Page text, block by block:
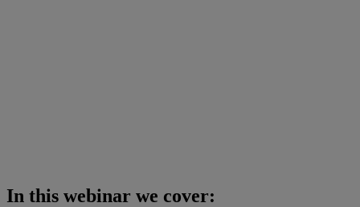
In this webinar we cover: